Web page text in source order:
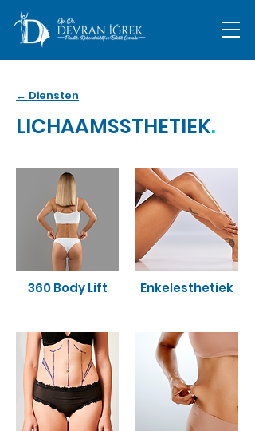
← Diensten
LICHAAMSSTHETIEK.
360 Body Lift Enkelesthetiek